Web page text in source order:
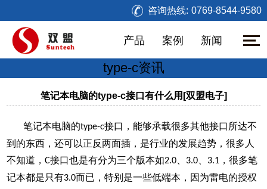
咨询热线: 0769-8544-9580
产品 案例 新闻
type-c资讯
笔记本电脑的type-c接口有什么用[双盟电子]
笔记本电脑的type-c接口，能够承载很多其他接口所达不
到的东西，还可以正反两面插，是行业的发展趋势，很多人
不知道，C接口也是有分为三个版本如2.0 3.0 3.1 ，很多笔
记本都是只有3.0而已，特别是一些低端本，因为雷电的授权